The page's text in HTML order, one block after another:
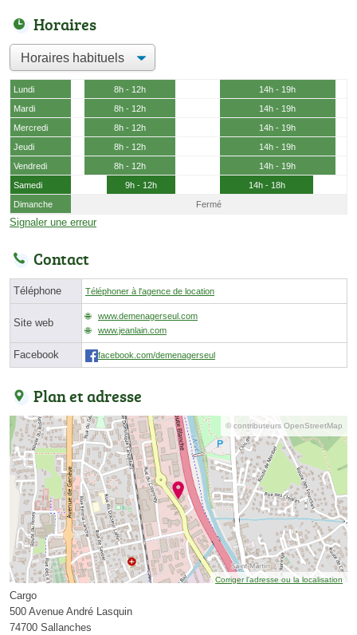
Horaires
Lundi 8h - 12h
14h - 19h
Mardi
8h - 12h
14h - 19h
Mercredi
8h - 12h
14h - 19h
Jeudi
8h - 12h
14h - 19h
Vendredi
8h - 12h
14h - 19h
Samedi
9h - 12h
14h - 18h
Dimanche
Fermé
Signaler une erreur
Contact
Téléphone Téléphoner à l'agence de location
Site web
www.demenagerseul.com
www.jeanlain.com
Facebook facebook.com/demenagerseul
Plan et adresse
© contributeurs OpenStreetMap
Corriger l’adresse ou la localisation
Cargo
500 Avenue André Lasquin
74700 Sallanches